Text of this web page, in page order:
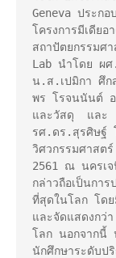
Geneva ประก
โครงการมีเดีย
สถาปัตยกรรมศ
Lab นำโดย ผ
น.ส.เปมิกา ศึก
พร โรจนนันต์ อ
และวัสดุ  และ
รศ.ดร.สุรศิษฐ์
วิศวกรรมศาสต
2561 ณ นครเจ
กล่าวถือเป็นกา
ที่สุดในโลก โดย
และจัดแสดงกว่
โลก นอกจากนี้
นักศึกษาระดับ